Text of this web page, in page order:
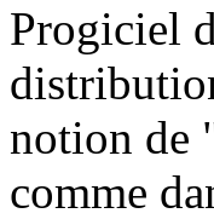
Progiciel
notion de
comme